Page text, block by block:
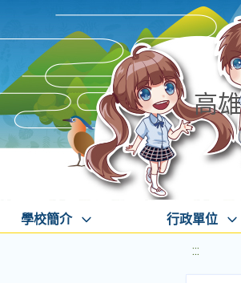
高
學校簡介 行政單位
:::